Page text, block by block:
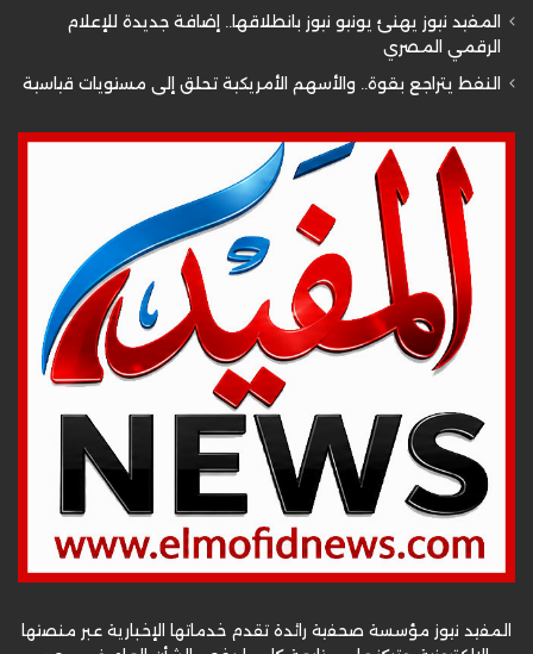
المفيد نيوز يهنئ يونيو نيوز بانطلاقها.. إضافة جديدة للإعلام
الرقمي المصري
النفط يتراجع بقوة.. والأسهم الأمريكية تحلق إلى مستويات قياسية
المفيد نيوز مؤسسة صحفية رائدة تقدم خدماتها الإخبارية عبر منصتها